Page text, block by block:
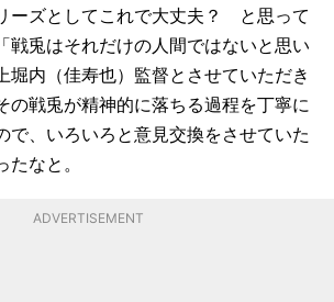
ズとしてこれで大丈夫？ と思って
戦兎はそれだけの人間ではないと思い
堀内（佳寿也）監督とさせていただき
の戦兎が精神的に落ちる過程を丁寧に
で、いろいろと意見交換をさせていた
なと。
ADVERTISEMENT